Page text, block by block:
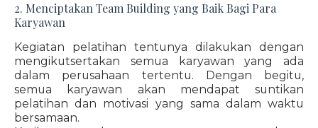
2. Menciptakan Team Building yang Baik Bagi Para
Karyawan
Kegiatan pelatihan tentunya dilakukan dengan
mengikutsertakan semua karyawan yang ada
dalam perusahaan tertentu. Dengan begitu,
semua karyawan akan mendapat suntikan
pelatihan dan motivasi yang sama dalam waktu
bersamaan.